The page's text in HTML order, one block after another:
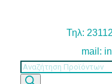
Τηλ:
mail:
Products
search